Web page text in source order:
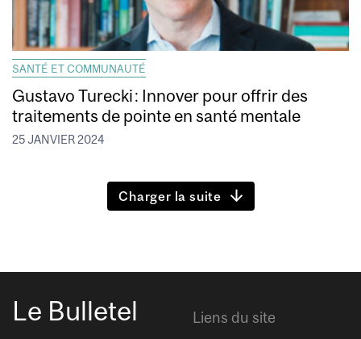
SANTÉ ET COMMUNAUTÉ
Gustavo Turecki : Innover pour offrir des
traitements de pointe en santé mentale
25 JANVIER 2024
Charger la suite
Le Bulletel Liens du site